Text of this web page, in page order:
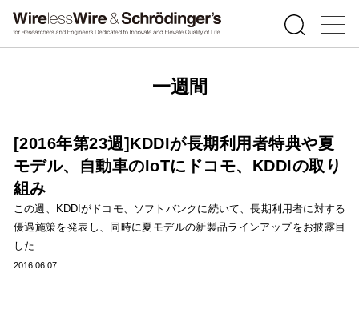
一週間
[2016年第23週]KDDIが長期利用者特典や夏
モデル、自動車のIoTにドコモ、KDDIの取り
組み
この週、KDDIがドコモ、ソフトバンクに続いて、長期利用者に対する
優遇施策を発表し、同時に夏モデルの新製品ラインアップをお披露目
した
2016.06.07